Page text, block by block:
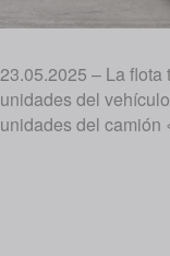
23.05.2025 – La flota
unidades del
unidades del camión